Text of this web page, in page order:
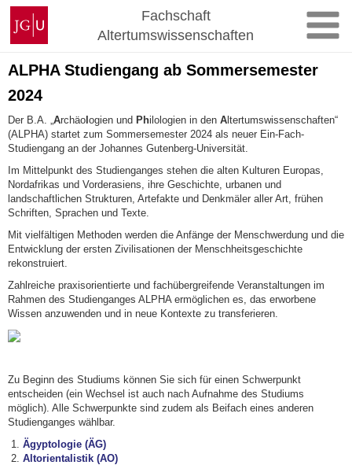
Zum
Inhalt
springen
Johannes
Gutenberg-
Universität
Mainz
Fachschaft
Altertumswissenschaften
ALPHA Studiengang ab Sommersemester
2024
Der B.A. „ Archäologien und Philologien in den Altertumswissenschaften“
(ALPHA) startet zum Sommersemester 2024 als neuer Ein-Fach-
Studiengang an der Johannes Gutenberg-Universität.
Im Mittelpunkt des Studienganges stehen die alten Kulturen Europas,
Nordafrikas und Vorderasiens, ihre Geschichte, urbanen und
landschaftlichen Strukturen, Artefakte und Denkmäler aller Art, frühen
Schriften, Sprachen und Texte.
Mit vielfältigen Methoden werden die Anfänge der Menschwerdung und die
Entwicklung der ersten Zivilisationen der Menschheitsgeschichte
rekonstruiert.
Zahlreiche praxisorientierte und fachübergreifende Veranstaltungen im
Rahmen des Studienganges ALPHA ermöglichen es, das erworbene
Wissen anzuwenden und in neue Kontexte zu transferieren.
Zu Beginn des Studiums können Sie sich für einen Schwerpunkt
entscheiden (ein Wechsel ist auch nach Aufnahme des Studiums
möglich). Alle Schwerpunkte sind zudem als Beifach eines anderen
Studienganges wählbar.
Ägyptologie (ÄG)
Altorientalistik (AO)